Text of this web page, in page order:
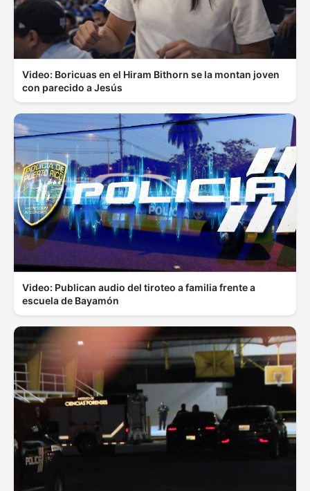
Video: Boricuas en el Hiram Bithorn se la montan joven
con parecido a Jesús
Video: Publican audio del tiroteo a familia frente a
escuela de Bayamón